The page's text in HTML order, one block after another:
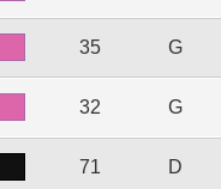
35 G
32 G
71 D